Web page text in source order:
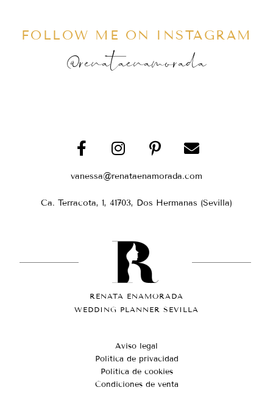
FOLLOW ME ON INSTAGRAM
@renataenamorada
vanessa@renataenamorada.com
Ca. Terracota, 1, 41703, Dos Hermanas (Sevilla)
RENATA ENAMORADA
WEDDING PLANNER SEVILLA
Aviso legal
Política de privacidad
Política de cookies
Condiciones de venta